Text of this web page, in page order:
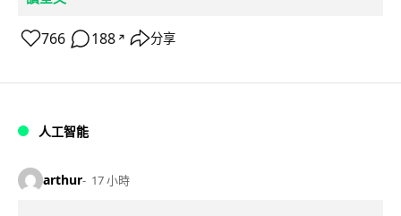
766 188 ↗ 分享
人工智能
arthur 17 小時